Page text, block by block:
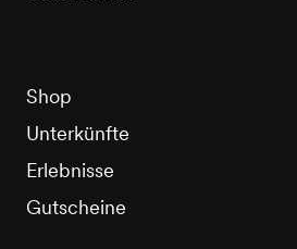
Shop
Unterkünfte
Erlebnisse
Gutscheine